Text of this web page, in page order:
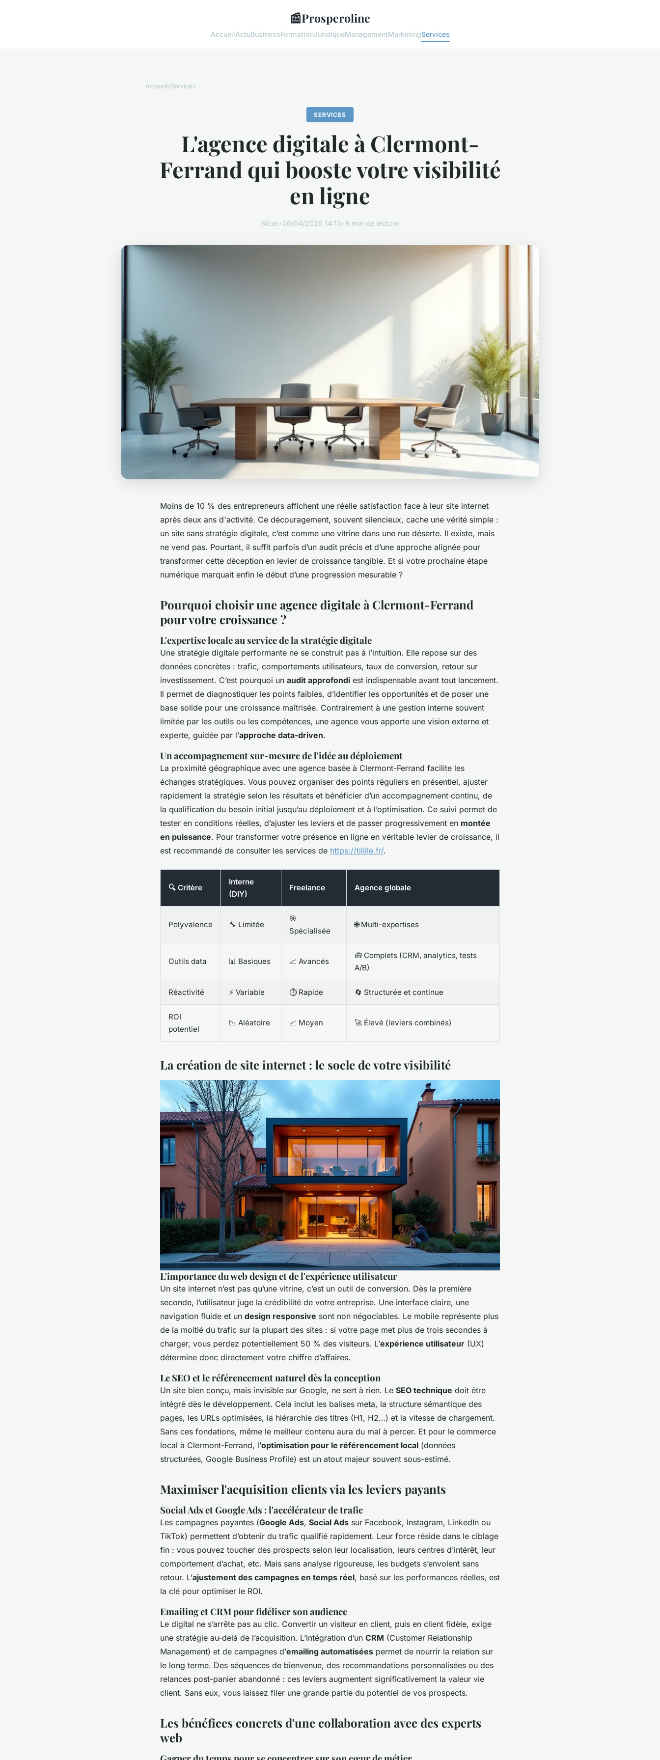
📰Prosperoline
AccueilActuBusinessFormationJuridiqueManagementMarketingServices
Accueil›Services
SERVICES
L'agence digitale à Clermont-
Ferrand qui booste votre visibilité
en ligne
Nicet•06/04/2026 14:13•8 min de lecture
Moins de 10 % des entrepreneurs affichent une réelle satisfaction face à leur site internet
après deux ans d'activité. Ce découragement, souvent silencieux, cache une vérité simple :
un site sans stratégie digitale, c’est comme une vitrine dans une rue déserte. Il existe, mais
ne vend pas. Pourtant, il suffit parfois d’un audit précis et d’une approche alignée pour
transformer cette déception en levier de croissance tangible. Et si votre prochaine étape
numérique marquait enfin le début d’une progression mesurable ?
Pourquoi choisir une agence digitale à Clermont-Ferrand
pour votre croissance ?
L'expertise locale au service de la stratégie digitale
Une stratégie digitale performante ne se construit pas à l’intuition. Elle repose sur des
données concrètes : trafic, comportements utilisateurs, taux de conversion, retour sur
investissement. C’est pourquoi un audit approfondi est indispensable avant tout lancement.
Il permet de diagnostiquer les points faibles, d’identifier les opportunités et de poser une
base solide pour une croissance maîtrisée. Contrairement à une gestion interne souvent
limitée par les outils ou les compétences, une agence vous apporte une vision externe et
experte, guidée par l’approche data-driven.
Un accompagnement sur-mesure de l'idée au déploiement
La proximité géographique avec une agence basée à Clermont-Ferrand facilite les
échanges stratégiques. Vous pouvez organiser des points réguliers en présentiel, ajuster
rapidement la stratégie selon les résultats et bénéficier d’un accompagnement continu, de
la qualification du besoin initial jusqu’au déploiement et à l’optimisation. Ce suivi permet de
tester en conditions réelles, d’ajuster les leviers et de passer progressivement en montée
en puissance. Pour transformer votre présence en ligne en véritable levier de croissance, il
est recommandé de consulter les services de https://tilille.fr/.
🔍 Critère
Interne
(DIY)
Freelance Agence globale
Polyvalence 🔧 Limitée
🎯
Spécialisée
🌐 Multi-expertises
Outils data 📊 Basiques 📈 Avancés
🧰 Complets (CRM, analytics, tests
A/B)
Réactivité ⚡ Variable ⏱️ Rapide 🔄 Structurée et continue
ROI
potentiel
📉 Aléatoire 📈 Moyen 🚀 Élevé (leviers combinés)
La création de site internet : le socle de votre visibilité
L'importance du web design et de l'expérience utilisateur
Un site internet n’est pas qu’une vitrine, c’est un outil de conversion. Dès la première
seconde, l’utilisateur juge la crédibilité de votre entreprise. Une interface claire, une
navigation fluide et un design responsive sont non négociables. Le mobile représente plus
de la moitié du trafic sur la plupart des sites : si votre page met plus de trois secondes à
charger, vous perdez potentiellement 50 % des visiteurs. L’expérience utilisateur (UX)
détermine donc directement votre chiffre d’affaires.
Le SEO et le référencement naturel dès la conception
Un site bien conçu, mais invisible sur Google, ne sert à rien. Le SEO technique doit être
intégré dès le développement. Cela inclut les balises meta, la structure sémantique des
pages, les URLs optimisées, la hiérarchie des titres (H1, H2…) et la vitesse de chargement.
Sans ces fondations, même le meilleur contenu aura du mal à percer. Et pour le commerce
local à Clermont-Ferrand, l’optimisation pour le référencement local (données
structurées, Google Business Profile) est un atout majeur souvent sous-estimé.
Maximiser l'acquisition clients via les leviers payants
Social Ads et Google Ads : l'accélérateur de trafic
Les campagnes payantes (Google Ads, Social Ads sur Facebook, Instagram, LinkedIn ou
TikTok) permettent d’obtenir du trafic qualifié rapidement. Leur force réside dans le ciblage
fin : vous pouvez toucher des prospects selon leur localisation, leurs centres d’intérêt, leur
comportement d’achat, etc. Mais sans analyse rigoureuse, les budgets s’envolent sans
retour. L’ajustement des campagnes en temps réel, basé sur les performances réelles, est
la clé pour optimiser le ROI.
Emailing et CRM pour fidéliser son audience
Le digital ne s’arrête pas au clic. Convertir un visiteur en client, puis en client fidèle, exige
une stratégie au-delà de l’acquisition. L’intégration d’un CRM (Customer Relationship
Management) et de campagnes d’emailing automatisées permet de nourrir la relation sur
le long terme. Des séquences de bienvenue, des recommandations personnalisées ou des
relances post-panier abandonné : ces leviers augmentent significativement la valeur vie
client. Sans eux, vous laissez filer une grande partie du potentiel de vos prospects.
Les bénéfices concrets d'une collaboration avec des experts
web